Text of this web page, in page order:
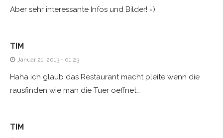
Aber sehr interessante Infos und Bilder! =)
TIM
Januar 21, 2013 - 01:23
Haha ich glaub das Restaurant macht pleite wenn die
rausfinden wie man die Tuer oeffnet…
TIM